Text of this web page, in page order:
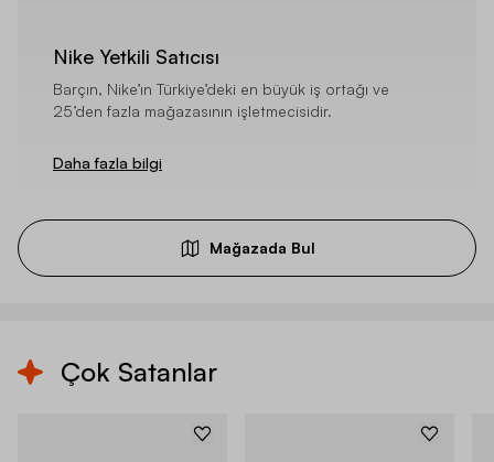
Nike Yetkili Satıcısı
Barçın, Nike’ın Türkiye’deki en büyük iş ortağı ve
25’den fazla mağazasının işletmecisidir.
Daha fazla bilgi
Mağazada Bul
Çok Satanlar